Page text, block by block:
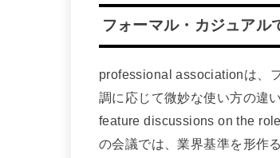
フォーマル・カジュアル
professional associationは、
調に応じて微妙な使い方の違
feature discussions on the
の会議では、業界基準を形作